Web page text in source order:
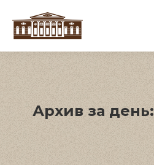
Архив за день: